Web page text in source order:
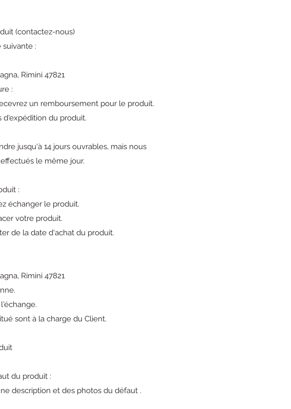
(contactez-nous)
suivante :
Rimini 47821
:
un remboursement pour le produit.
d'expédition du produit.
jusqu'à 14 jours ouvrables, mais nous
le même jour.
:
échanger le produit.
votre produit.
de la date d'achat du produit.
Rimini 47821
sont à la charge du Client.
du produit :
description et des photos du défaut .